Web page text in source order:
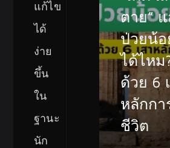
แก้ไข
ได้
ง่าย
ขึ้น
ใน
ฐานะ
นัก
ตาย”
ป่วยน้อ
ได้ไหม
ด้วย 6
หลักกา
ชีวิต